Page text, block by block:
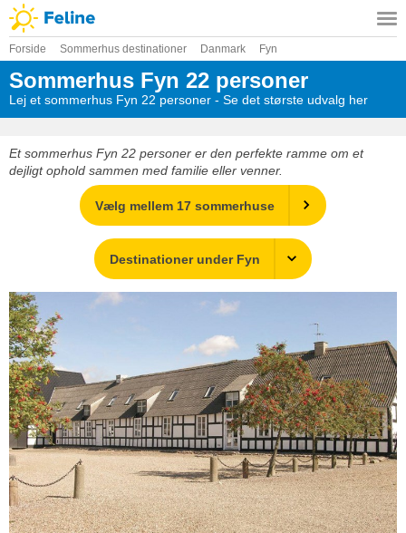
Forside Sommerhus destinationer Danmark Fyn
Sommerhus Fyn 22 personer
Lej et sommerhus Fyn 22 personer - Se det største udvalg her
Et sommerhus Fyn 22 personer er den perfekte ramme om et
dejligt ophold sammen med familie eller venner.
Vælg mellem 17 sommerhuse
Destinationer under Fyn